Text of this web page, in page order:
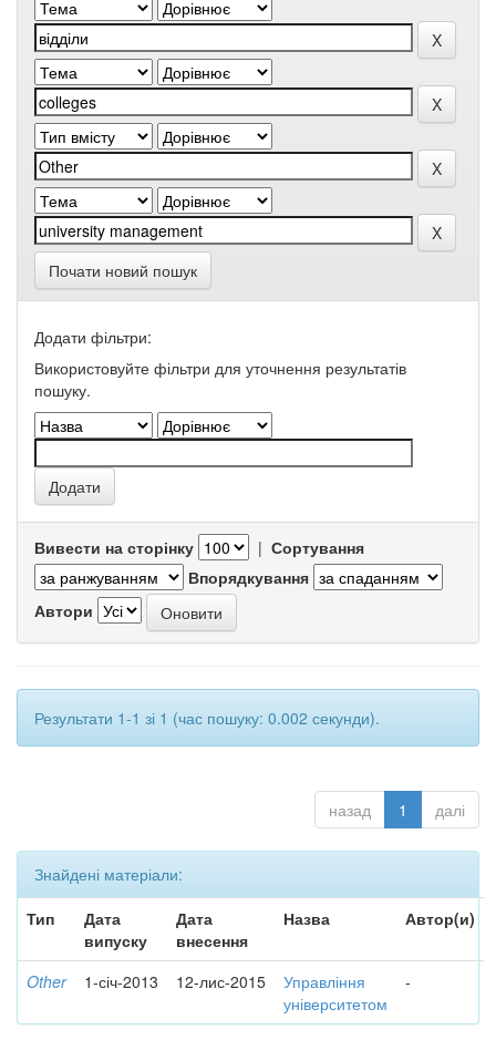
Почати новий пошук
Додати фільтри:
Використовуйте фільтри для уточнення результатів
пошуку.
Вивести на сторінку | Сортування
Впорядкування
Автори
Результати 1-1 зі 1 (час пошуку: 0.002 секунди).
назад 1 далі
Знайдені матеріали:
Тип
Дата
випуску
Дата
внесення
Назва Автор(и)
Other 1-січ-2013 12-лис-2015
Управління
університетом
-